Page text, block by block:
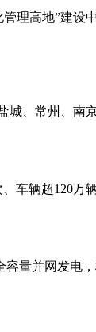
理高地”建
、常州、
车辆超120
量并网发电